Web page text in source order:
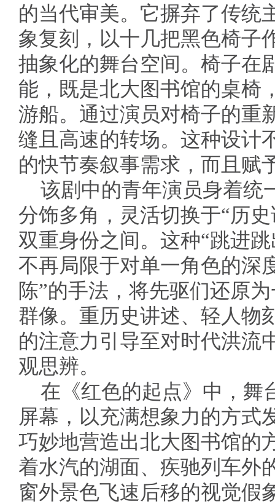
的当代审美。它摒弃了传统
象复刻，以十几把黑色椅子
抽象化的舞台空间。椅子在
能，既是北大图书馆的桌椅
游船。通过演员对椅子的重
缝且高速的转场。这种设计
的快节奏叙事需求，而且赋
该剧中的青年演员身着统
分饰多角，灵活切换于“历
双重身份之间。这种“跳进
不再局限于对单一角色的深
陈”的手法，将先驱们还原
群像。重历史讲述、轻人物
的注意力引导至对时代洪流
观思辨。
在《红色的起点》中，舞
屏幕，以充满想象力的方式
巧妙地营造出北大图书馆的
着水汽的湖面、疾驰列车外
窗外景色飞速后移的视觉假